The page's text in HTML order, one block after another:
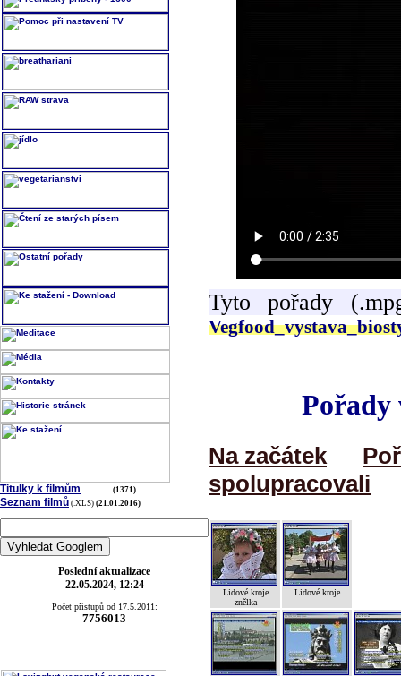
Titulky k filmům (1371)
Seznam filmů (.XLS) (21.01.2016)
Poslední aktualizace
22.05.2024, 12:24
Počet přístupů od 17.5.2011:
7756013
Tyto pořady
Pořady
Na začátek
spolupracovali
Lidové kroje
znělka
Lidové kroje